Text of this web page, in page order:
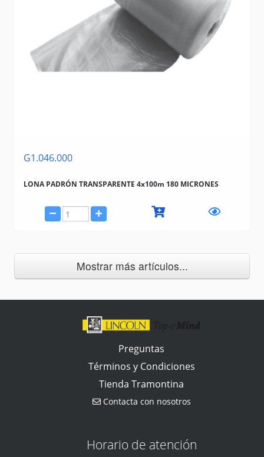
G1.046.000
LONA PADRÓN TRANSPARENTE 4x100m 180 MICRONES
Mostrar más artículos...
Preguntas
Términos y Condiciones
Tienda Tramontina
Contacta con nosotros
Horario de atención